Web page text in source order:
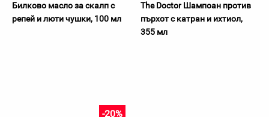
Билково масло за скалп с
репей и люти чушки, 100 мл
The Doctor Шампоан против
пърхот с катран и ихтиол,
355 мл
-20%